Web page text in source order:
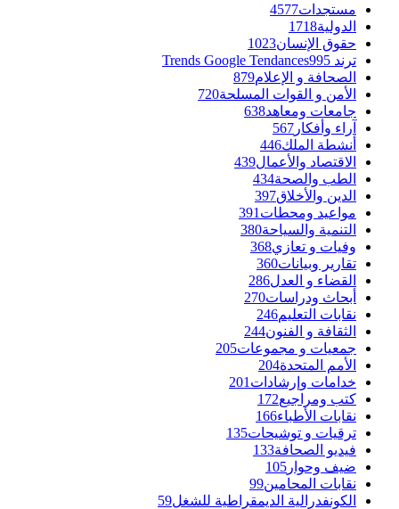
مستجدات4577
الدولية1718
حقوق الإنسان1023
ترند Trends Google Tendances 995
الصحافة و الإعلام879
الأمن و القوات المسلحة720
جامعات ومعاهد638
آراء وأفكار 567
أنشطة الملك446
الاقتصاد والأعمال439
الطب والصحة434
الدين والأخلاق397
مواعيد ومحطات 391
التنمية والسياحة380
وفيات و تعازي368
تقارير وبيانات360
القضاء و العدل286
أبحاث ودراسات270
نقابات التعليم246
الثقافة و الفنون244
جمعيات و مجموعات205
الأمم المتحدة204
خدامات وإرشادات 201
كتب ومراجيع172
نقابات الأطباء166
ترقيات و توشيحات135
فيديو الصحافة133
ضيف وحوار 105
نقابات المحامين99
الكونفدرالية الديمقراطية للشغل59